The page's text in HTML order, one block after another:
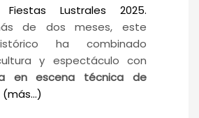
Fiestas Lustrales 2025.
de dos meses, este
ha combinado
y espectáculo con
en escena técnica de
(más…)